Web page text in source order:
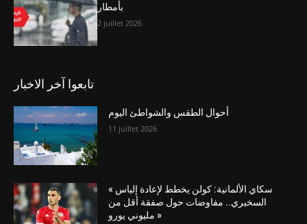
بأمطار
2 juillet 2026
تابعوا آخر الاخبار
أحوال الطقس والشواطئ اليوم
11 juillet 2026
« سكاي الألمانية: كولن يخطط لإعادة إلياس
السخيري.. مفاوضات حول صفقة أقل من
مليوني يورو »